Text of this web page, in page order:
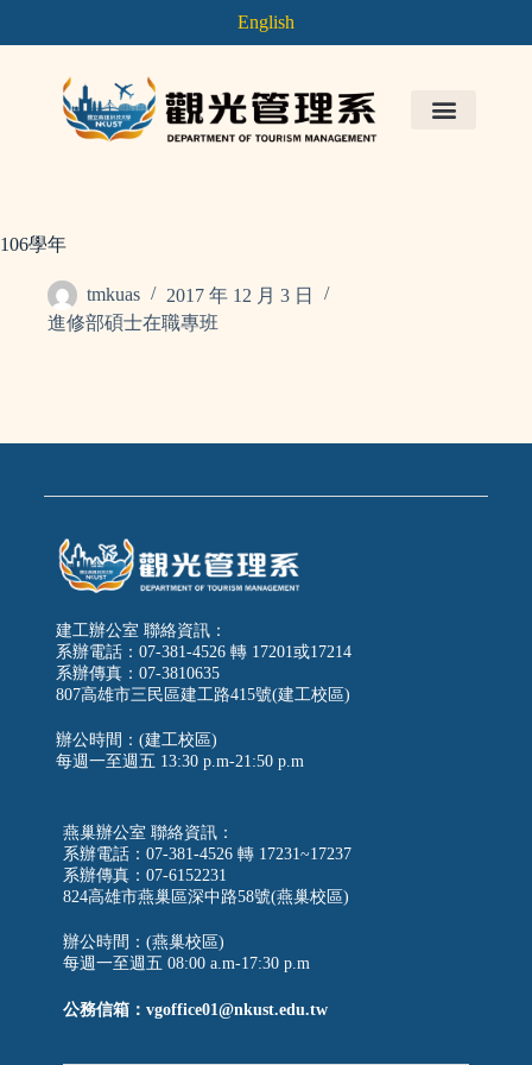
English
106學年
tmkuas
2017 年 12 月 3 日
進修部碩士在職專班
建工辦公室 聯絡資訊：
系辦電話：07-381-4526 轉 17201或17214
系辦傳真：07-3810635
807高雄市三民區建工路415號(建工校區)
辦公時間：(建工校區)
每週一至週五 13:30 p.m-21:50 p.m
燕巢辦公室 聯絡資訊：
系辦電話：07-381-4526 轉 17231~17237
系辦傳真：07-6152231
824高雄市燕巢區深中路58號(燕巢校區)
辦公時間：(燕巢校區)
每週一至週五 08:00 a.m-17:30 p.m
公務信箱：vgoffice01@nkust.edu.tw